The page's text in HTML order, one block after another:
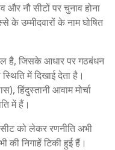
और नौ सीटों पर चुनाव होना
उम्मीदवारों के नाम घोषित
है, जिसके आधार पर गठबंधन
में दिखाई देता है।
हिंदुस्तानी आवाम मोर्चा
में हैं।
सीट को लेकर रणनीति अभी
की निगाहें टिकी हुई हैं।